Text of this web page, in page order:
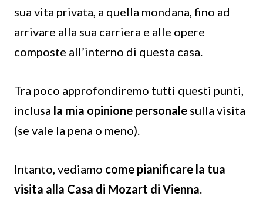
sua vita privata, a quella mondana, fino ad
arrivare alla sua carriera e alle opere
composte all’interno di questa casa.
Tra poco approfondiremo tutti questi punti,
inclusa la mia opinione personale sulla visita
(se vale la pena o meno).
Intanto, vediamo come pianificare la tua
visita alla Casa di Mozart di Vienna.